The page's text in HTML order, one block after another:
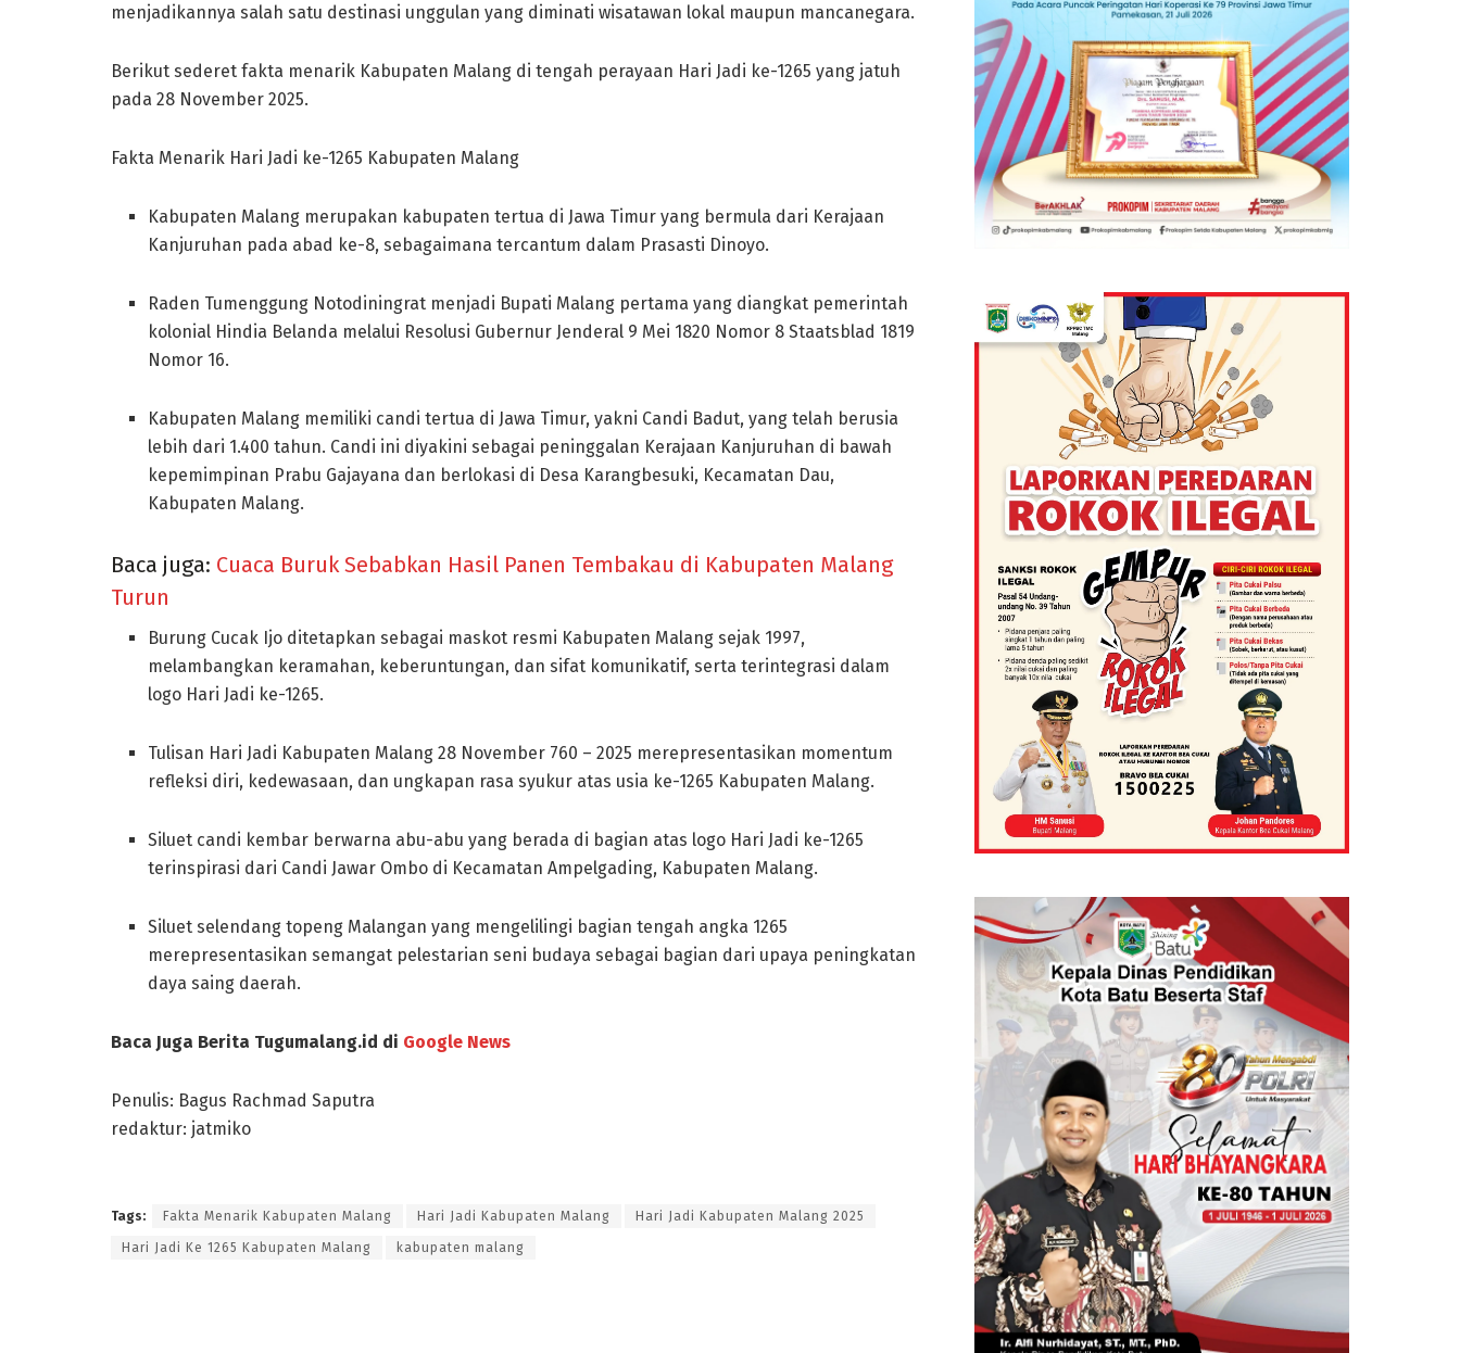
menjadikannya salah satu destinasi unggulan yang diminati wisatawan lokal maupun mancanegara.
Berikut sederet fakta menarik Kabupaten Malang di tengah perayaan Hari Jadi ke-1265 yang jatuh
pada 28 November 2025.
Fakta Menarik Hari Jadi ke-1265 Kabupaten Malang
Kabupaten Malang merupakan kabupaten tertua di Jawa Timur yang bermula dari Kerajaan
Kanjuruhan pada abad ke-8, sebagaimana tercantum dalam Prasasti Dinoyo.
Raden Tumenggung Notodiningrat menjadi Bupati Malang pertama yang diangkat pemerintah
kolonial Hindia Belanda melalui Resolusi Gubernur Jenderal 9 Mei 1820 Nomor 8 Staatsblad 1819
Nomor 16.
Kabupaten Malang memiliki candi tertua di Jawa Timur, yakni Candi Badut, yang telah berusia
lebih dari 1.400 tahun. Candi ini diyakini sebagai peninggalan Kerajaan Kanjuruhan di bawah
kepemimpinan Prabu Gajayana dan berlokasi di Desa Karangbesuki, Kecamatan Dau,
Kabupaten Malang.
Baca juga: Cuaca Buruk Sebabkan Hasil Panen Tembakau di Kabupaten Malang
Turun
Burung Cucak Ijo ditetapkan sebagai maskot resmi Kabupaten Malang sejak 1997,
melambangkan keramahan, keberuntungan, dan sifat komunikatif, serta terintegrasi dalam
logo Hari Jadi ke-1265.
Tulisan Hari Jadi Kabupaten Malang 28 November 760 – 2025 merepresentasikan momentum
refleksi diri, kedewasaan, dan ungkapan rasa syukur atas usia ke-1265 Kabupaten Malang.
Siluet candi kembar berwarna abu-abu yang berada di bagian atas logo Hari Jadi ke-1265
terinspirasi dari Candi Jawar Ombo di Kecamatan Ampelgading, Kabupaten Malang.
Siluet selendang topeng Malangan yang mengelilingi bagian tengah angka 1265
merepresentasikan semangat pelestarian seni budaya sebagai bagian dari upaya peningkatan
daya saing daerah.
Baca Juga Berita Tugumalang.id di Google News
Penulis: Bagus Rachmad Saputra
redaktur: jatmiko
Tags: Fakta Menarik Kabupaten Malang Hari Jadi Kabupaten Malang Hari Jadi Kabupaten Malang 2025
Hari Jadi Ke 1265 Kabupaten Malang kabupaten malang